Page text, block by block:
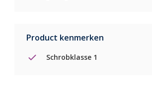
Product kenmerken
Schrobklasse 1